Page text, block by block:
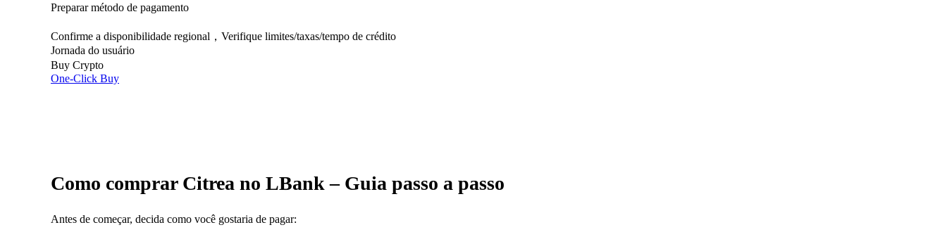
Preparar método de pagamento
Confirme a disponibilidade regional，Verifique limites/taxas/tempo de crédito
Jornada do usuário
Buy Crypto
One-Click Buy
Como comprar Citrea no LBank – Guia passo a passo
Antes de começar, decida como você gostaria de pagar: